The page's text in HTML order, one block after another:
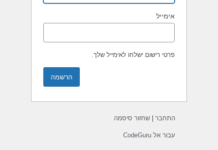
אימייל
פרטי רישום ישלחו לאימייל שלך.
התחבר שחזור סיסמה
עבור אל CodeGuru